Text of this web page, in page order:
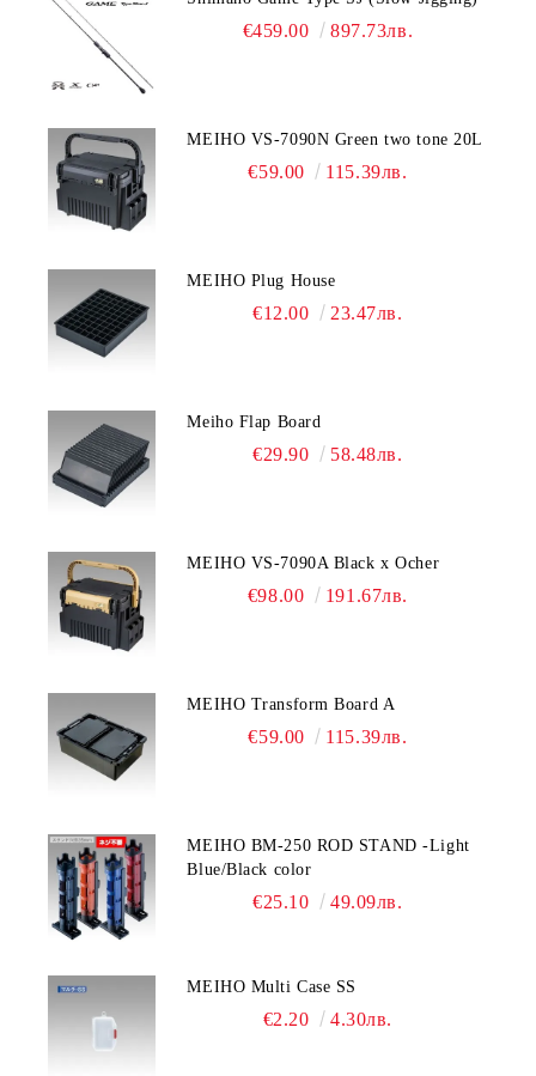
€459.00 897.73лв.
MEIHO VS-7090N Green two tone 20L
€59.00 115.39лв.
MEIHO Plug House
€12.00 23.47лв.
Meiho Flap Board
€29.90 58.48лв.
MEIHO VS-7090A Black x Ocher
€98.00 191.67лв.
MEIHO Transform Board A
€59.00 115.39лв.
MEIHO BM-250 ROD STAND -Light
Blue/Black color
€25.10 49.09лв.
MEIHO Multi Case SS
€2.20 4.30лв.